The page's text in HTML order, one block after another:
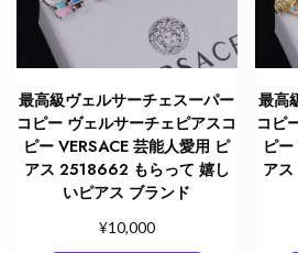
最高級ヴェルサーチェスーパー
コピー ヴェルサーチェピアスコ
ピー VERSACE 芸能人愛用 ピ
アス 2518662 もらって 嬉し
いピアス ブランド
¥10,000
最高
コピ
ピ
ア